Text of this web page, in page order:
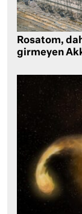
Rosatom,
girmeyen